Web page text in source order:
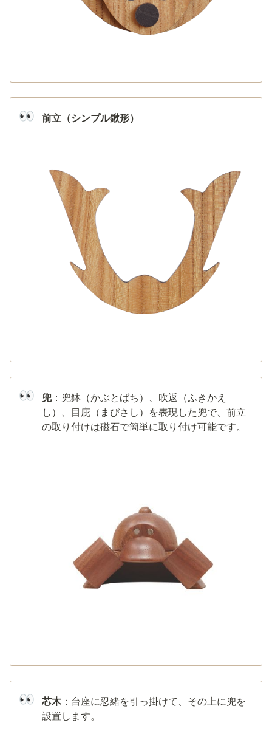
👀 前立（シンプル鍬形）
👀 兜：兜鉢（かぶとばち）、吹返（ふきかえ
し）、目庇（まびさし）を表現した兜で、前立
の取り付けは磁石で簡単に取り付け可能です。
👀 芯木：台座に忍緒を引っ掛けて、その上に兜を
設置します。